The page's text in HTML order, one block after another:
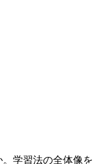
学習法の全体像